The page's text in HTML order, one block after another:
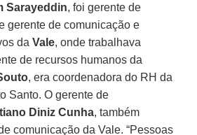
Sarayeddin, foi gerente de
gerente de comunicação e
daVale, onde trabalhava
de recursos humanos da
, era coordenadora do RH da
Santo. O gerente de
Diniz Cunha, também
comunicação da Vale. “Pessoas